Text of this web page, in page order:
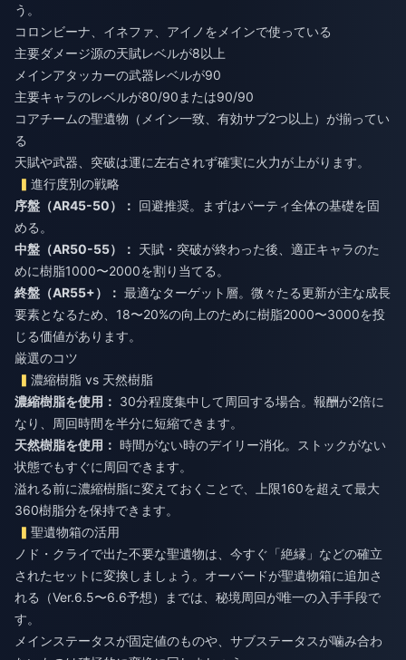
う。
コロンビーナ、イネファ、アイノをメインで使っている
主要ダメージ源の天賦レベルが8以上
メインアタッカーの武器レベルが90
主要キャラのレベルが80/90または90/90
コアチームの聖遺物（メイン一致、有効サブ2つ以上）が揃ってい
る
天賦や武器、突破は運に左右されず確実に火力が上がります。
進行度別の戦略
序盤（AR45-50）： 回避推奨。まずはパーティ全体の基礎を固
める。
中盤（AR50-55）： 天賦・突破が終わった後、適正キャラのた
めに樹脂1000〜2000を割り当てる。
終盤（AR55+）： 最適なターゲット層。微々たる更新が主な成長
要素となるため、18〜20%の向上のために樹脂2000〜3000を投
じる価値があります。
厳選のコツ
濃縮樹脂 vs 天然樹脂
濃縮樹脂を使用： 30分程度集中して周回する場合。報酬が2倍に
なり、周回時間を半分に短縮できます。
天然樹脂を使用： 時間がない時のデイリー消化。ストックがない
状態でもすぐに周回できます。
溢れる前に濃縮樹脂に変えておくことで、上限160を超えて最大
360樹脂分を保持できます。
聖遺物箱の活用
ノド・クライで出た不要な聖遺物は、今すぐ「絶縁」などの確立
されたセットに変換しましょう。オーバードが聖遺物箱に追加さ
れる（Ver.6.5〜6.6予想）までは、秘境周回が唯一の入手手段で
す。
メインステータスが固定値のものや、サブステータスが噛み合わ